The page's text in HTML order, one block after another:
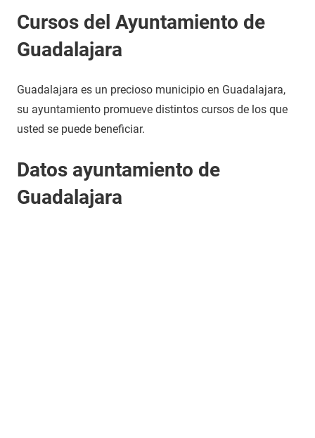
Cursos del Ayuntamiento de
Guadalajara
Guadalajara es un precioso municipio en Guadalajara,
su ayuntamiento promueve distintos cursos de los que
usted se puede beneficiar.
Datos ayuntamiento de
Guadalajara